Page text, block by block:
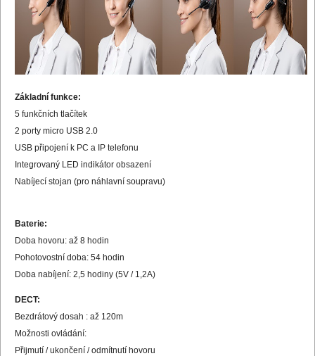
Základní funkce:
5 funkčních tlačítek
2 porty micro USB 2.0
USB připojení k PC a IP telefonu
Integrovaný LED indikátor obsazení
Nabíjecí stojan (pro náhlavní soupravu)
Baterie:
Doba hovoru: až 8 hodin
Pohotovostní doba: 54 hodin
Doba nabíjení: 2,5 hodiny (5V / 1,2A)
DECT:
Bezdrátový dosah : až 120m
Možnosti ovládání:
Přijmutí / ukončení / odmítnutí hovoru